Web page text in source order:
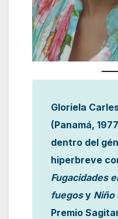
Gloriela
(Panamá,
dentro del
hiperbreve
Fugacidades
fuegosy Niño
Premio